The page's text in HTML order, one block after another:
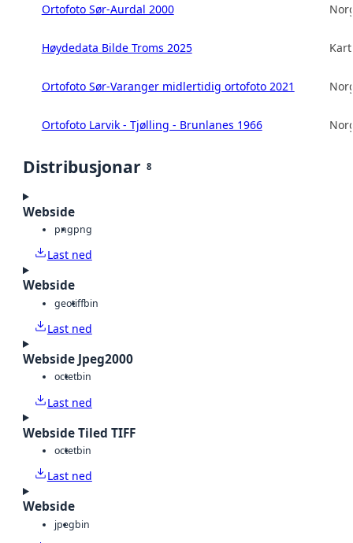
Ortofoto Sør-Aurdal 2000
Høydedata Bilde Troms 2025
Ortofoto Sør-Varanger midlertidig ortofoto 2021
Ortofoto Larvik - Tjølling - Brunlanes 1966
Distribusjonar 8
Webside
pngpng
Last ned
Webside
geotiffbin
Last ned
Webside Jpeg2000
octetbin
Last ned
Webside Tiled TIFF
octetbin
Last ned
Webside
jpegbin